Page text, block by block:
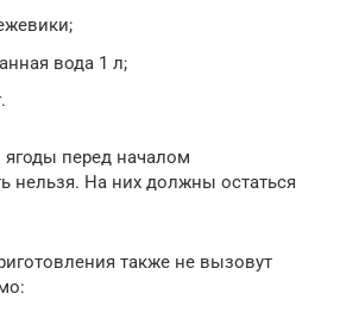
вода 1 л;
перед началом
нельзя. На них должны остаться
также не вызовут